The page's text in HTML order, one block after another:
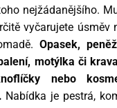
nejžádanějšího.
vyčarujete úsměv
Opasek,
motýlka či
nebo
Nabídka je pestrá,